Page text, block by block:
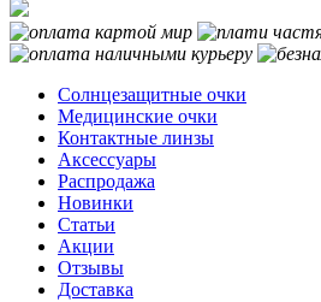
Солнцезащитные очки
Медицинские очки
Контактные линзы
Аксессуары
Распродажа
Новинки
Статьи
Акции
Отзывы
Доставка